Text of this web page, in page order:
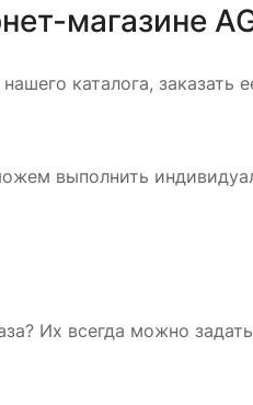
магазине
каталога, заказать
выполнить
Их всегда можно